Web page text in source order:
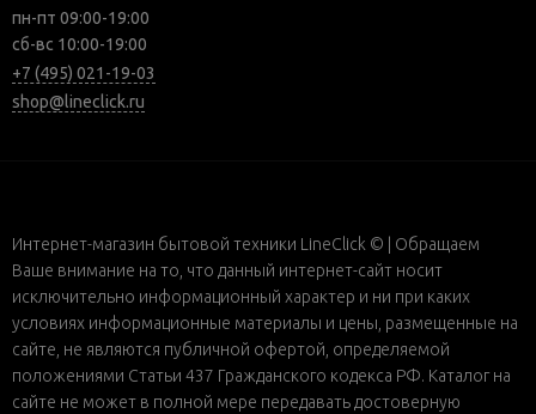
пн-пт 09:00-19:00
сб-вс 10:00-19:00
+7 (495) 021-19-03
shop@lineclick.ru
Интернет-магазин бытовой техники LineClick © | Обращаем
Ваше внимание на то, что данный интернет-сайт носит
исключительно информационный характер и ни при каких
условиях информационные материалы и цены, размещенные на
сайте, не являются публичной офертой, определяемой
положениями Статьи 437 Гражданского кодекса РФ. Каталог на
сайте не может в полной мере передавать достоверную